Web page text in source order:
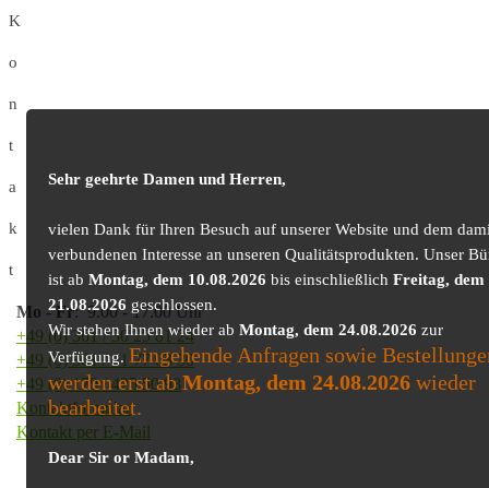
K
o
n
t
a
k
t
Mo -Fr: 9.00 - 17.00 Uhr
+49 (0) 361 / 30 25 81 24
+49 (0) 361 / 41 77 03 30
+49 (0) 179 / 425 50 98
Kontaktformular
Kontakt per E-Mail
Sehr geehrte Damen und Herren,
vielen Dank für Ihren Besuch auf unserer Website und dem
verbundenen Interesse an unseren Qualitätsprodukten. Unser
ist ab Montag, dem 10.08.2026 bis einschließlich Freitag, dem
21.08.2026 geschlossen.
Wir stehen Ihnen wieder ab Montag, dem 24.08.2026 zur
Verfügung.Eingehende Anfragen sowie
werden erst abMontag, dem 24.08.2026wieder
bearbeitet.
Dear Sir or Madam,